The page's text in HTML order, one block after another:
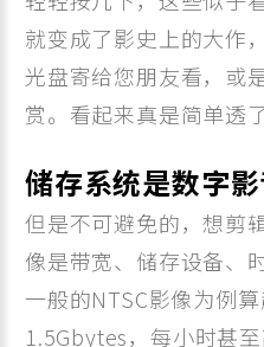
就变成了影史上的大作
光盘寄给您朋友看，或
赏。看起来真是简单透了
储存系统是数字
但是不可避免的，想剪
像是带宽、储存设备、
一般的NTSC影像为例
1.5Gbytes，每小时甚